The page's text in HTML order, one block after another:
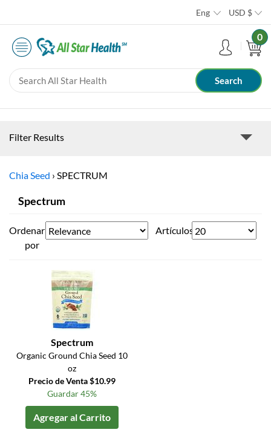
Eng USD $
0
Filter Results
Chia Seed › SPECTRUM
Spectrum
Ordenar
por
Artículos
Spectrum
Organic Ground Chia Seed 10
oz
Precio de Venta $10.99
Guardar 45%
Agregar al Carrito